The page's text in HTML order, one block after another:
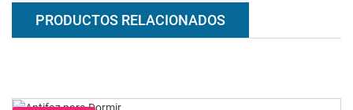
PRODUCTOS RELACIONADOS